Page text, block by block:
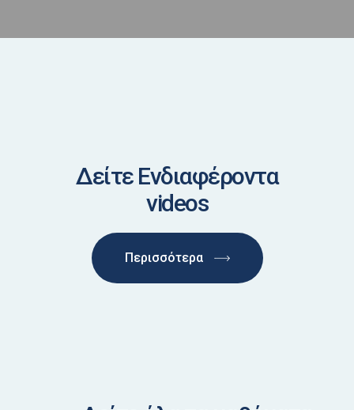
Δείτε Ενδιαφέροντα
videos
Περισσότερα